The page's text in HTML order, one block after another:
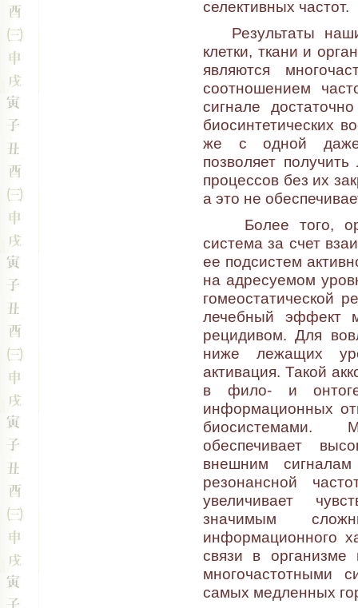
селективных частот.
Результаты
клетки, ткани и
являются
соотношением
сигнале
биосинтетических
же с одной даже
позволяет
процессов без их
а это не
Более того,
система за счет
ее подсистем
на адресуемом
гомеостатической
лечебный эффект
рецидивом. Для
ниже лежащих
активация. Такой
в фило- и
информационных
биосистемами.
обеспечивает
внешним
резонансной
увеличивает
значимым
информационного
связи в
многочастотными
самых медленных